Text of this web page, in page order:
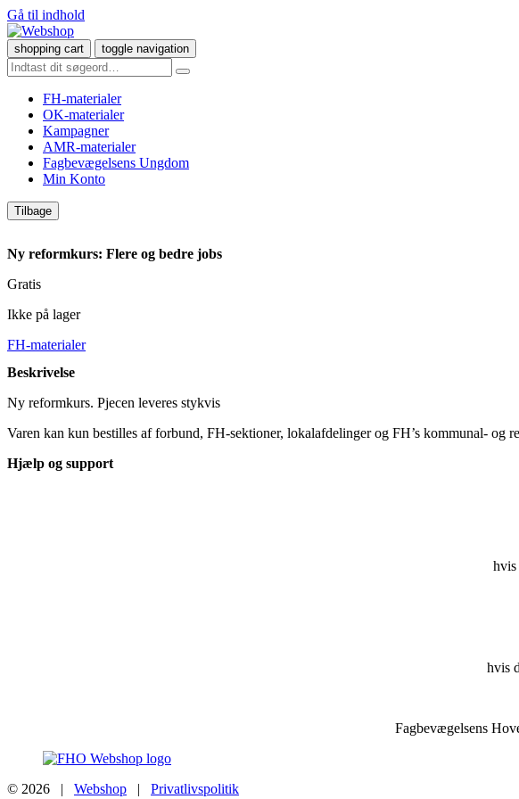
Gå til indhold
shopping cart toggle navigation
FH-materialer
OK-materialer
Kampagner
AMR-materialer
Fagbevægelsens Ungdom
Min Konto
Tilbage
Ny reformkurs: Flere og bedre jobs
Gratis
Ikke på lager
FH-materialer
Beskrivelse
Ny reformkurs. Pjecen leveres stykvis
Varen kan kun bestilles af forbund, FH-sektioner, lokalafdelinger og FH’s kommunal- og
Hjælp og support
hvis
hvis
Fagbevægelsens
© 2026 | Webshop | Privatlivspolitik